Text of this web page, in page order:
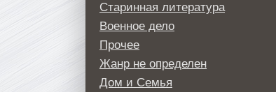
Старинная литература
Военное дело
Прочее
Жанр не определен
Дом и Семья